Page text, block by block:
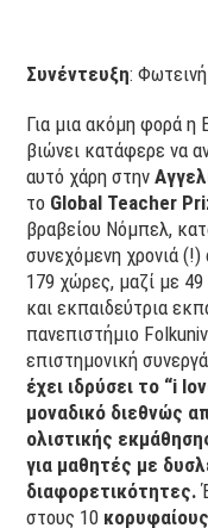
Συνέντευξη:
Για μια ακόμη φορά η
βιώνει κατάφερε να
αυτό χάρη στην
το Global Teacher
βραβείου Νόμπελ,
συνεχόμενη χρονιά
179 χώρες, μαζί με
και εκπαιδεύτρια
πανεπιστήμιο
επιστημονική
έχει ιδρύσει το “i
μοναδικό διεθνώς
ολιστικής
για μαθητές με
διαφορετικότητες.
στους 10